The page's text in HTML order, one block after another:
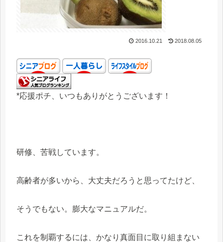
2016.10.21 2018.08.05
*応援ポチ、いつもありがとうございます！
研修、苦戦しています。
高齢者が多いから、大丈夫だろうと思ってたけど、
そうでもない。膨大なマニュアルだ。
これを制覇するには、かなり真面目に取り組まない